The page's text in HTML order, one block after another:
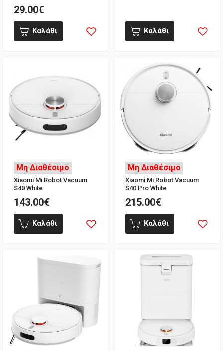
29.00€
Καλάθι Καλάθι
Μη Διαθέσιμο
Xiaomi Mi Robot Vacuum
S40 White
143.00€
Καλάθι
Μη Διαθέσιμο
Xiaomi Mi Robot Vacuum
S40 Pro White
215.00€
Καλάθι